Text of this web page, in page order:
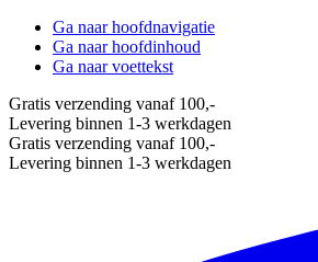
Ga naar hoofdnavigatie
Ga naar hoofdinhoud
Ga naar voettekst
Gratis verzending vanaf 100,-
Levering binnen 1-3 werkdagen
Gratis verzending vanaf 100,-
Levering binnen 1-3 werkdagen